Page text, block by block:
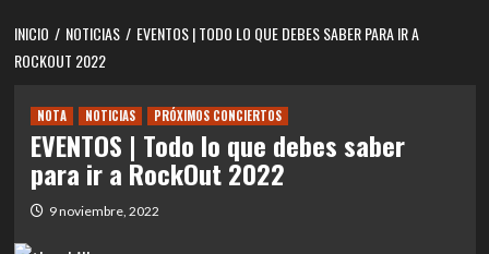
INICIO NOTICIAS
EVENTOS | TODO LO QUE DEBES SABER PARA IR A
ROCKOUT 2022
NOTA NOTICIAS PRÓXIMOS CONCIERTOS
EVENTOS | Todo lo que debes saber
para ir a RockOut 2022
9 noviembre, 2022